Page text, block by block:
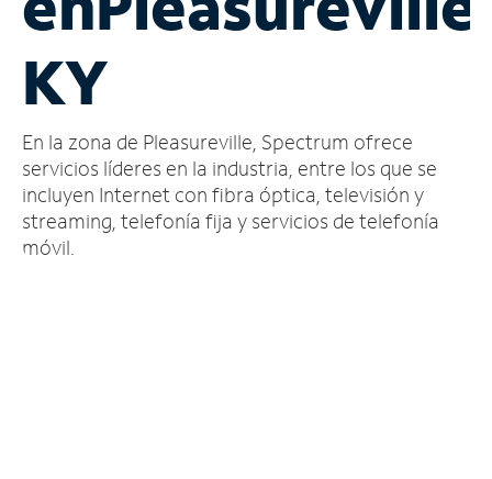
cuenta
Encuentra
tienda
KY
En la zona de Pleasureville, Spectrum ofrece
servicios líderes en la industria, entre los que se
incluyen Internet con fibra óptica, televisión y
streaming, telefonía fija y servicios de telefonía
móvil.